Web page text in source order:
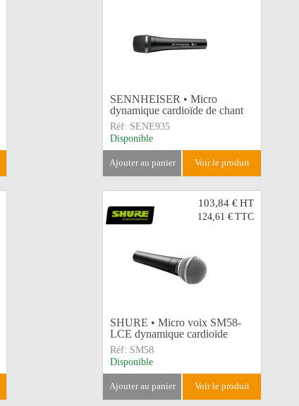
SENNHEISER • Micro
dynamique cardioïde de chant
Réf: SENE935
Disponible
ajouter au panier voir le produit
103,84 €HT
124,61 € TTC
SHURE • Micro voix SM58-
LCE dynamique cardioïde
Réf: SM58
Disponible
ajouter au panier voir le produit